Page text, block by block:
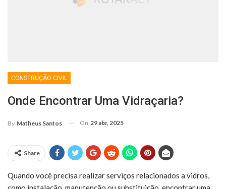
CONSTRUÇÃO CIVIL
Onde Encontrar Uma Vidraçaria?
By Matheus Santos On 29 abr, 2025
Share
Quando você precisa realizar serviços relacionados a vidros,